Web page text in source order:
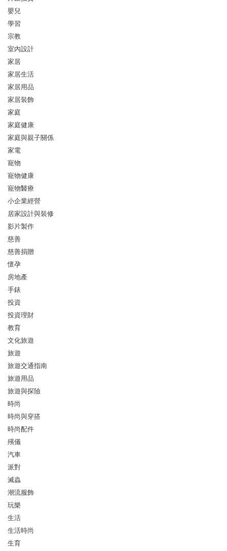
嬰兒
學習
宗教
室內設計
家居
家居生活
家居用品
家居裝飾
家庭
家庭健康
家庭與親子關係
家電
寵物
寵物健康
寵物醫療
小企業經營
居家設計與裝修
影片製作
慈善
慈善捐贈
懷孕
房地產
手錶
投資
投資理財
教育
文化旅遊
旅遊
旅遊交通指南
旅遊用品
旅遊與探險
時尚
時尚與穿搭
時尚配件
殯儀
汽車
派對
滅蟲
潮流服飾
玩樂
生活
生活時尚
生育